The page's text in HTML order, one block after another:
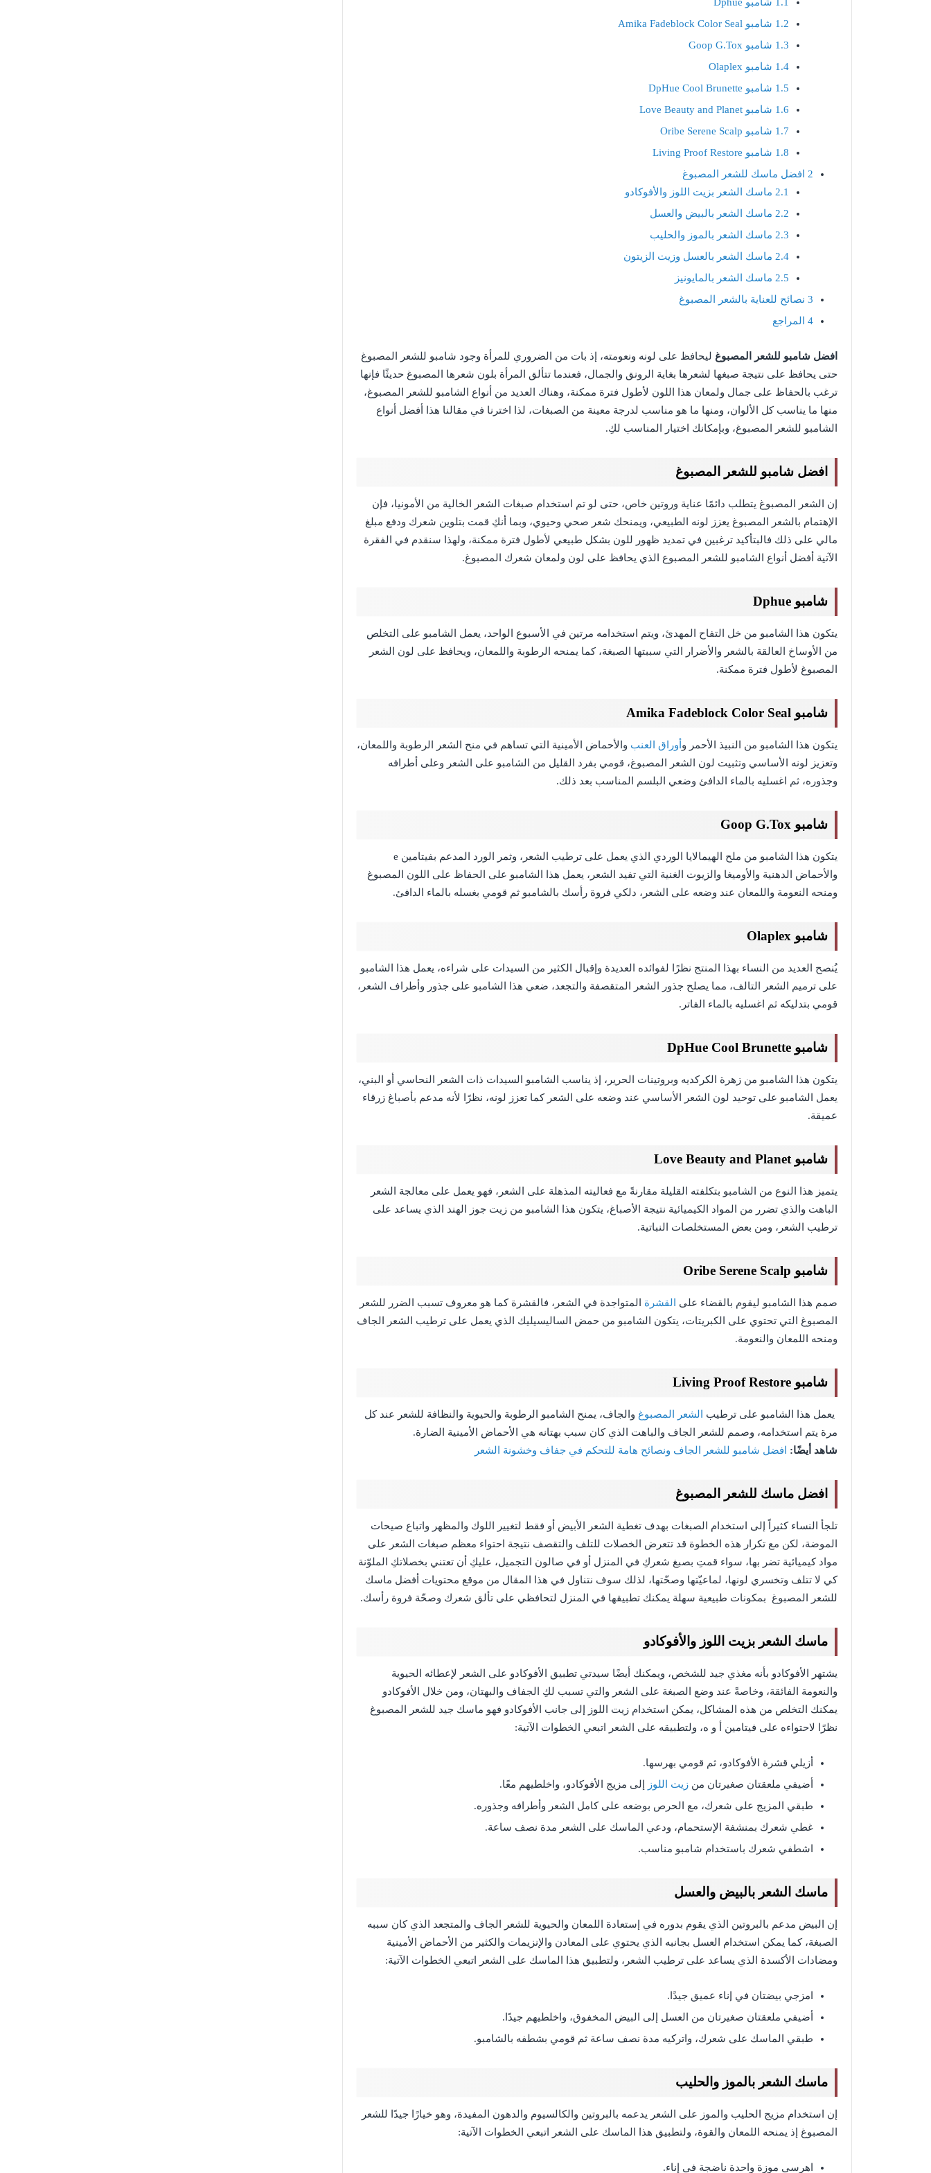
1.2 شامبو Amika Fadeblock Color Seal
1.3 شامبو Goop G.Tox
1.4 شامبو Olaplex
1.5 شامبو DpHue Cool Brunette
1.6 شامبو Love Beauty and Planet
1.7 شامبو Oribe Serene Scalp
1.8 شامبو Living Proof Restore
2 افضل ماسك للشعر المصبوغ
2.1 ماسك الشعر بزيت اللوز والأفوكادو
2.2 ماسك الشعر بالبيض والعسل
2.3 ماسك الشعر بالموز والحليب
2.4 ماسك الشعر بالعسل وزيت الزيتون
2.5 ماسك الشعر بالمايونيز
3 نصائح للعناية بالشعر المصبوغ
4 المراجع
افضل شامبو للشعر المصبوغ ليحافظ على لونه ونعومته، إذ بات من الضروري للمرأة وجود شامبو للشعر المصبوغ
حتى يحافظ على نتيجة صبغها لشعرها بغاية الرونق والجمال، فعندما تتألق المرأة بلون شعرها المصبوغ حديثًا فإنها
ترغب بالحفاظ على جمال ولمعان هذا اللون لأطول فترة ممكنة، وهناك العديد من أنواع الشامبو للشعر المصبوغ،
منها ما يناسب كل الألوان، ومنها ما هو مناسب لدرجة معينة من الصبغات، لذا اخترنا في مقالنا هذا أفضل أنواع
الشامبو للشعر المصبوغ، وبإمكانك اختيار المناسب لكِ.
افضل شامبو للشعر المصبوغ
إن الشعر المصبوغ يتطلب دائمًا عناية وروتين خاص، حتى لو تم استخدام صبغات الشعر الخالية من الأمونيا، فإن
الإهتمام بالشعر المصبوغ يعزز لونه الطبيعي، ويمنحك شعر صحي وحيوي، وبما أنكِ قمت بتلوين شعرك ودفع مبلغ
مالي على ذلك فالبتأكيد ترغبين في تمديد ظهور للون بشكل طبيعي لأطول فترة ممكنة، ولهذا سنقدم في الفقرة
الآتية أفضل أنواع الشامبو للشعر المصبوع الذي يحافظ على لون ولمعان شعرك المصبوغ.
شامبو Dphue
يتكون هذا الشامبو من خل التفاح المهدئ، ويتم استخدامه مرتين في الأسبوع الواحد، يعمل الشامبو على التخلص
من الأوساخ العالقة بالشعر والأضرار التي سببتها الصبغة، كما يمنحه الرطوبة واللمعان، ويحافظ على لون الشعر
المصبوغ لأطول فترة ممكنة.
شامبو Amika Fadeblock Color Seal
يتكون هذا الشامبو من النبيذ الأحمر و أوراق العنب والأحماض الأمينية التي تساهم في منح الشعر الرطوبة واللمعان،
وتعزيز لونه الأساسي وتثبيت لون الشعر المصبوغ، قومي بفرد القليل من الشامبو على الشعر وعلى أطرافه
وجذوره، ثم اغسليه بالماء الدافئ وضعي البلسم المناسب بعد ذلك.
شامبو Goop G.Tox
يتكون هذا الشامبو من ملح الهيمالايا الوردي الذي يعمل على ترطيب الشعر، وثمر الورد المدعم بفيتامين e
والأحماض الدهنية والأوميغا والزيوت الغنية التي تفيد الشعر، يعمل هذا الشامبو على الحفاظ على اللون المصبوغ
ومنحه النعومة واللمعان عند وضعه على الشعر، دلكي فروة رأسك بالشامبو ثم قومي بغسله بالماء الدافئ.
شامبو Olaplex
يُنصح العديد من النساء بهذا المنتج نظرًا لفوائده العديدة وإقبال الكثير من السيدات على شراءه، يعمل هذا الشامبو
على ترميم الشعر التالف، مما يصلح جذور الشعر المتقصفة والتجعد، ضعي هذا الشامبو على جذور وأطراف الشعر،
قومي بتدليكه ثم اغسليه بالماء الفاتر.
شامبو DpHue Cool Brunette
يتكون هذا الشامبو من زهرة الكركديه وبروتينات الحرير، إذ يناسب الشامبو السيدات ذات الشعر النحاسي أو البني،
يعمل الشامبو على توحيد لون الشعر الأساسي عند وضعه على الشعر كما تعزز لونه، نظرًا لأنه مدعم بأصباغ زرقاء
عميقة.
شامبو Love Beauty and Planet
يتميز هذا النوع من الشامبو بتكلفته القليلة مقارنةً مع فعاليته المذهلة على الشعر، فهو يعمل على معالجة الشعر
الباهت والذي تضرر من المواد الكيميائية نتيجة الأصباغ، يتكون هذا الشامبو من زيت جوز الهند الذي يساعد على
ترطيب الشعر، ومن بعض المستخلصات النباتية.
شامبو Oribe Serene Scalp
صمم هذا الشامبو ليقوم بالقضاء على القشرة المتواجدة في الشعر، فالقشرة كما هو معروف تسبب الضرر للشعر
المصبوغ التي تحتوي على الكبريتات، يتكون الشامبو من حمض الساليسيليك الذي يعمل على ترطيب الشعر الجاف
ومنحه اللمعان والنعومة.
شامبو Living Proof Restore
يعمل هذا الشامبو على ترطيب الشعر المصبوغ والجاف، يمنح الشامبو الرطوبة والحيوية والنظافة للشعر عند كل
مرة يتم استخدامه، وصمم للشعر الجاف والباهت الذي كان سبب بهتانه هي الأحماض الأمينية الضارة.
شاهد أيضًا:
افضل شامبو للشعر الجاف ونصائح هامة للتحكم في جفاف وخشونة الشعر
افضل ماسك للشعر المصبوغ
تلجأ النساء كثيراً إلى استخدام الصبغات بهدف تغطية الشعر الأبيض أو فقط لتغيير اللوك والمظهر واتباع صيحات
الموضة، لكن مع تكرار هذه الخطوة قد تتعرض الخصلات للتلف والتقصف نتيجة احتواء معظم صبغات الشعر على
مواد كيميائية تضر بها، سواء قمتِ بصبغ شعركِ في المنزل أو في صالون التجميل، عليكِ أن تعتني بخصلاتكِ الملوّنة
كي لا تتلف وتخسري لونها، لماعيّتها وصحّتها، لذلك سوف نتناول في هذا المقال من موقع محتويات أفضل ماسك
للشعر المصبوغ بمكونات طبيعية سهلة يمكنك تطبيقها في المنزل لتحافظي على تألق شعرك وصحّة فروة رأسك.
ماسك الشعر بزيت اللوز والأفوكادو
يشتهر الأفوكادو بأنه مغذي جيد للشخص، ويمكنك أيضًا سيدتي تطبيق الأفوكادو على الشعر لإعطائه الحيوية
والنعومة الفائقة، وخاصةً عند وضع الصبغة على الشعر والتي تسبب لكِ الجفاف والبهتان، ومن خلال الأفوكادو
يمكنك التخلص من هذه المشاكل، يمكن استخدام زيت اللوز إلى جانب الأفوكادو فهو ماسك جيد للشعر المصبوغ
نظرًا لاحتواءه على فيتامين أ و ه، ولتطبيقه على الشعر اتبعي الخطوات الآتية:
أزيلي قشرة الأفوكادو، ثم قومي بهرسها.
أضيفي ملعقتان صغيرتان من زيت اللوز
إلى مزيج الأفوكادو، واخلطيهم معًا.
طبقي المزيج على شعرك، مع الحرص بوضعه على كامل الشعر وأطرافه وجذوره.
غطي شعرك بمنشفة الإستحمام، ودعي الماسك على الشعر مدة نصف ساعة.
اشطفي شعرك باستخدام شامبو مناسب.
ماسك الشعر بالبيض والعسل
إن البيض مدعم بالبروتين الذي يقوم بدوره في إستعادة اللمعان والحيوية للشعر الجاف والمتجعد الذي كان سببه
الصبغة، كما يمكن استخدام العسل بجانبه الذي يحتوي على المعادن والإنزيمات والكثير من الأحماض الأمينية
ومضادات الأكسدة الذي يساعد على ترطيب الشعر، ولتطبيق هذا الماسك على الشعر اتبعي الخطوات الآتية:
امزجي بيضتان في إناء عميق جيدًا.
أضيفي ملعقتان صغيرتان من العسل إلى البيض المخفوق، واخلطيهم جيدًا.
طبقي الماسك على شعرك، واتركيه مدة نصف ساعة ثم قومي بشطفه بالشامبو.
ماسك الشعر بالموز والحليب
إن استخدام مزيج الحليب والموز على الشعر يدعمه بالبروتين والكالسيوم والدهون المفيدة، وهو خيارًا جيدًا للشعر
المصبوغ إذ يمنحه اللمعان والقوة، ولتطبيق هذا الماسك على الشعر اتبعي الخطوات الآتية:
اهرسي موزة واحدة ناضجة في إناء.